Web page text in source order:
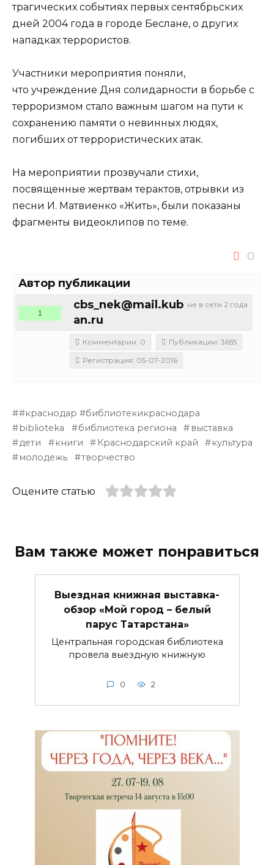
трагических событиях первых сентябрьских
дней 2004 года в городе Беслане, о других
нападках террористов.
Участники мероприятия поняли,
что учреждение Дня солидарности в борьбе с
терроризмом стало важным шагом на пути к
сохранению памяти о невинных людях,
погибших от террористических атак.
На мероприятии прозвучали стихи,
посвященные жертвам терактов, отрывки из
песни И. Матвиенко «Жить», были показаны
фрагменты видеоклипов по теме.
0
Автор публикации
не в сети 2 года
cbs_nek@mail.kub
an.ru
1
Комментарии: 0
Публикации: 3655
Регистрация: 05-07-2016
#краснодар #библиотекикраснодара
biblioteka
библиотека региона
выставка
дети
книги Краснодарский край
культура
молодежь
творчество
Оцените статью
Вам также может понравиться
Выездная книжная выставка-
обзор «Мой город – белый
парус Татарстана»
Центральная городская библиотека
провела выездную книжную
0 2